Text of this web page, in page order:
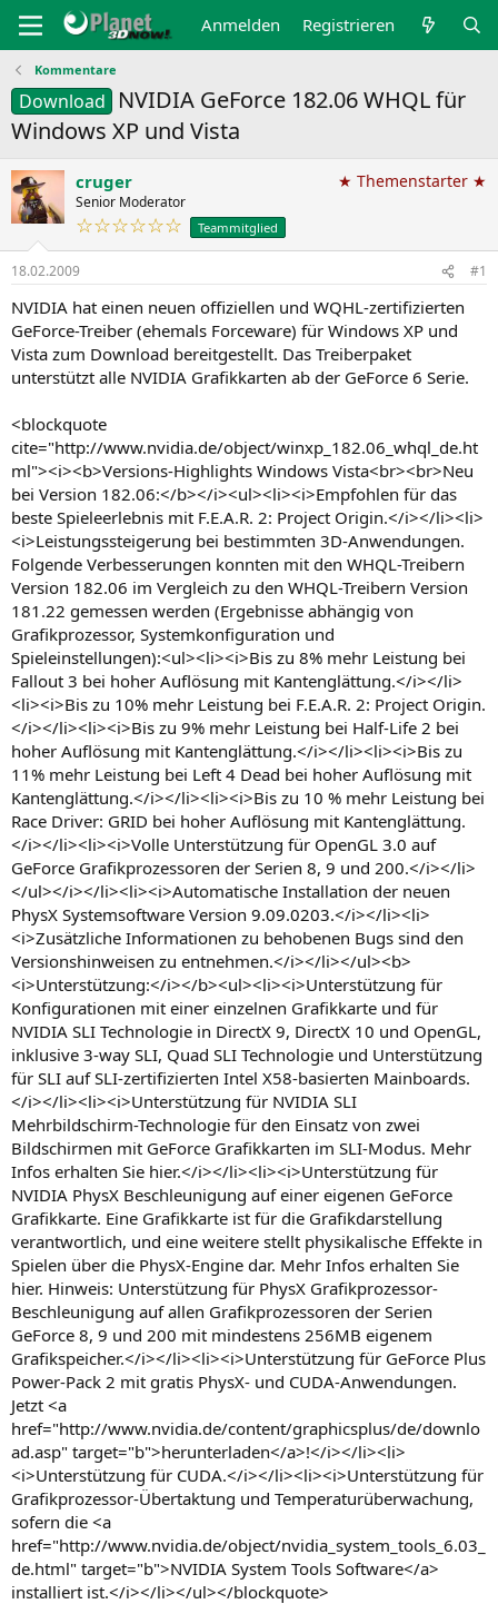
Anmelden Registrieren
Kommentare
Download
NVIDIA GeForce 182.06 WHQL für
Windows XP und Vista
cruger
Senior Moderator
☆☆☆☆☆☆ Teammitglied
★ Themenstarter ★
18.02.2009 #1
NVIDIA hat einen neuen offiziellen und WQHL-zertifizierten
GeForce-Treiber (ehemals Forceware) für Windows XP und
Vista zum Download bereitgestellt. Das Treiberpaket
unterstützt alle NVIDIA Grafikkarten ab der GeForce 6 Serie.
<blockquote
cite="http://www.nvidia.de/object/winxp_182.06_whql_de.ht
ml"><i><b>Versions-Highlights Windows Vista<br><br>Neu
bei Version 182.06:</b></i><ul><li><i>Empfohlen für das
beste Spieleerlebnis mit F.E.A.R. 2: Project Origin.</i></li><li>
<i>Leistungssteigerung bei bestimmten 3D-Anwendungen.
Folgende Verbesserungen konnten mit den WHQL-Treibern
Version 182.06 im Vergleich zu den WHQL-Treibern Version
181.22 gemessen werden (Ergebnisse abhängig von
Grafikprozessor, Systemkonfiguration und
Spieleinstellungen):<ul><li><i>Bis zu 8% mehr Leistung bei
Fallout 3 bei hoher Auflösung mit Kantenglättung.</i></li>
<li><i>Bis zu 10% mehr Leistung bei F.E.A.R. 2: Project Origin.
</i></li><li><i>Bis zu 9% mehr Leistung bei Half-Life 2 bei
hoher Auflösung mit Kantenglättung.</i></li><li><i>Bis zu
11% mehr Leistung bei Left 4 Dead bei hoher Auflösung mit
Kantenglättung.</i></li><li><i>Bis zu 10 % mehr Leistung bei
Race Driver: GRID bei hoher Auflösung mit Kantenglättung.
</i></li><li><i>Volle Unterstützung für OpenGL 3.0 auf
GeForce Grafikprozessoren der Serien 8, 9 und 200.</i></li>
</ul></i></li><li><i>Automatische Installation der neuen
PhysX Systemsoftware Version 9.09.0203.</i></li><li>
<i>Zusätzliche Informationen zu behobenen Bugs sind den
Versionshinweisen zu entnehmen.</i></li></ul><b>
<i>Unterstützung:</i></b><ul><li><i>Unterstützung für
Konfigurationen mit einer einzelnen Grafikkarte und für
NVIDIA SLI Technologie in DirectX 9, DirectX 10 und OpenGL,
inklusive 3-way SLI, Quad SLI Technologie und Unterstützung
für SLI auf SLI-zertifizierten Intel X58-basierten Mainboards.
</i></li><li><i>Unterstützung für NVIDIA SLI
Mehrbildschirm-Technologie für den Einsatz von zwei
Bildschirmen mit GeForce Grafikkarten im SLI-Modus. Mehr
Infos erhalten Sie hier.</i></li><li><i>Unterstützung für
NVIDIA PhysX Beschleunigung auf einer eigenen GeForce
Grafikkarte. Eine Grafikkarte ist für die Grafikdarstellung
verantwortlich, und eine weitere stellt physikalische Effekte in
Spielen über die PhysX-Engine dar. Mehr Infos erhalten Sie
hier. Hinweis: Unterstützung für PhysX Grafikprozessor-
Beschleunigung auf allen Grafikprozessoren der Serien
GeForce 8, 9 und 200 mit mindestens 256MB eigenem
Grafikspeicher.</i></li><li><i>Unterstützung für GeForce Plus
Power-Pack 2 mit gratis PhysX- und CUDA-Anwendungen.
Jetzt <a
href="http://www.nvidia.de/content/graphicsplus/de/downlo
ad.asp" target="b">herunterladen</a>!</i></li><li>
<i>Unterstützung für CUDA.</i></li><li><i>Unterstützung für
Grafikprozessor-Übertaktung und Temperaturüberwachung,
sofern die <a
href="http://www.nvidia.de/object/nvidia_system_tools_6.03_
de.html" target="b">NVIDIA System Tools Software</a>
installiert ist.</i></li></ul></blockquote>